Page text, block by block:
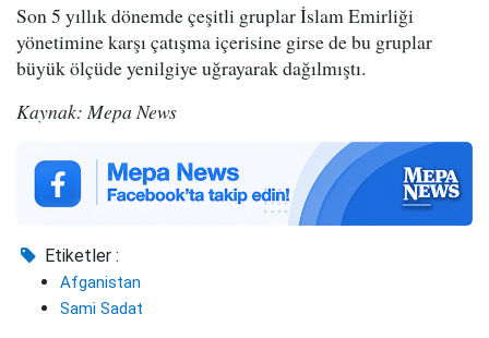
Son 5 yıllık dönemde çeşitli gruplar İslam Emirliği
yönetimine karşı çatışma içerisine girse de bu gruplar
büyük ölçüde yenilgiye uğrayarak dağılmıştı.
Kaynak: Mepa News
Etiketler :
Afganistan
Sami Sadat